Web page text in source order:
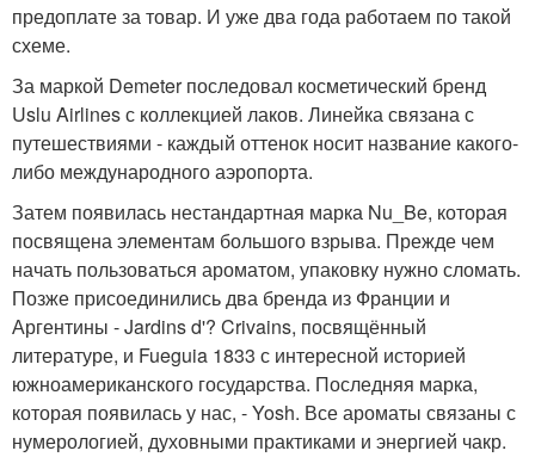
предоплате за товар. И уже два года работаем по такой
схеме.
За маркой Demeter последовал косметический бренд
Uslu Airlines с коллекцией лаков. Линейка связана с
путешествиями - каждый оттенок носит название какого-
либо международного аэропорта.
Затем появилась нестандартная марка Nu_Be, которая
посвящена элементам большого взрыва. Прежде чем
начать пользоваться ароматом, упаковку нужно сломать.
Позже присоединились два бренда из Франции и
Аргентины - Jardins d'? Crivains, посвящённый
литературе, и Fueguia 1833 с интересной историей
южноамериканского государства. Последняя марка,
которая появилась у нас, - Yosh. Все ароматы связаны с
нумерологией, духовными практиками и энергией чакр.